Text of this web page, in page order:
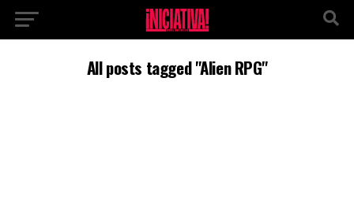
All posts tagged "Alien RPG"